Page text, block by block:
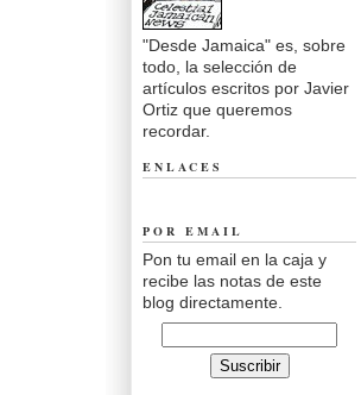
"Desde Jamaica" es, sobre
todo, la selección de
artículos escritos por Javier
Ortiz que queremos
recordar.
ENLACES
POR EMAIL
Pon tu email en la caja y
recibe las notas de este
blog directamente.